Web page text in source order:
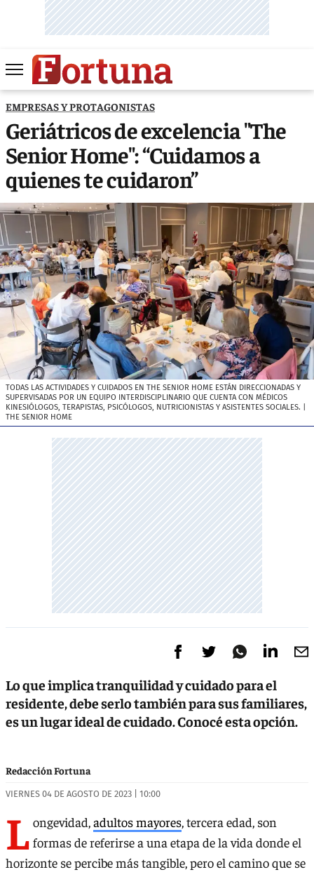
EMPRESAS Y PROTAGONISTAS
Geriátricos de excelencia "The
Senior Home": “Cuidamos a
quienes te cuidaron”
TODAS LAS ACTIVIDADES Y CUIDADOS EN THE SENIOR HOME ESTÁN DIRECCIONADAS Y
SUPERVISADAS POR UN EQUIPO INTERDISCIPLINARIO QUE CUENTA CON MÉDICOS
KINESIÓLOGOS, TERAPISTAS, PSICÓLOGOS, NUTRICIONISTAS Y ASISTENTES SOCIALES.
THE SENIOR HOME
Lo que implica tranquilidad y cuidado para el
residente, debe serlo también para sus familiares,
es un lugar ideal de cuidado. Conocé esta opción.
Redacción Fortuna
VIERNES 04 DE AGOSTO DE 2023 | 10:00
L ongevidad,adultos mayores, tercera edad, son
formas de referirse a una etapa de la vida donde el
horizonte se percibe más tangible, pero el camino que se